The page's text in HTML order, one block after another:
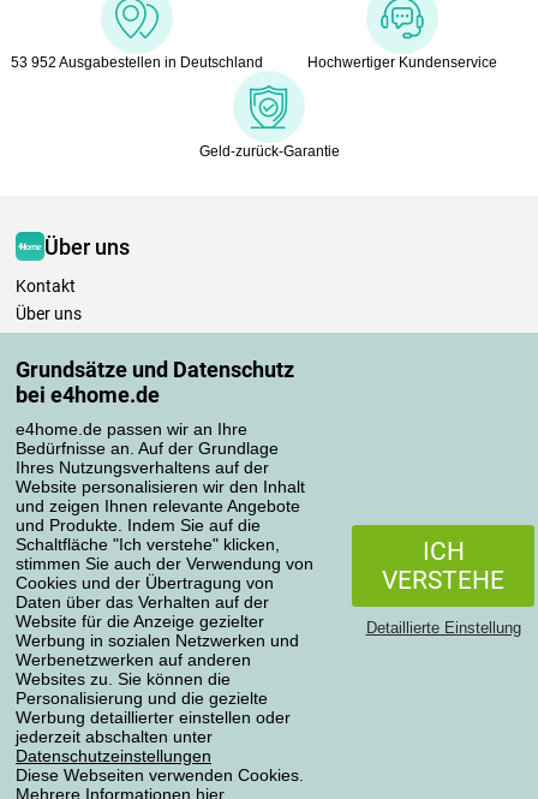
Grundsätze und Datenschutz
bei e4home.de
e4home.de passen wir an Ihre
Bedürfnisse an. Auf der Grundlage
Ihres Nutzungsverhaltens auf der
Website personalisieren wir den Inhalt
und zeigen Ihnen relevante Angebote
und Produkte. Indem Sie auf die
Schaltfläche "Ich verstehe" klicken,
stimmen Sie auch der Verwendung von
Cookies und der Übertragung von
Daten über das Verhalten auf der
Website für die Anzeige gezielter
Werbung in sozialen Netzwerken und
Werbenetzwerken auf anderen
Websites zu. Sie können die
Personalisierung und die gezielte
Werbung detaillierter einstellen oder
jederzeit abschalten unter
Datenschutzeinstellungen
Diese Webseiten verwenden Cookies.
Mehrere Informationen hier.
ICH
VERSTEHE
Detaillierte Einstellung
53 952 Ausgabestellen in Deutschland Hochwertiger Kundenservice
Geld-zurück-Garantie
Über uns
Kontakt
Über uns
Einkaufen
Versand und Lieferung
Zahlungsmethoden
Punktenprogramm
Informationen für den Käufer
Datenschutzeinstellungen
Geschäftsbedingungen
Pflege der Bettwäsche
Ihre Bestellungen
Mein Konto
Bestellübersicht
Reklamationen
Widerrufsbelehrung